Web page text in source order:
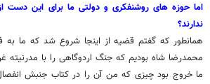
اما حوزه های روشنفکری و دولتی ما برای این دست
ندارند؟
همانطور که گفتم قضیه از اینجا شروع شد که ما به
محمدرضا شاه بودیم که جنگ اردوگاهی را با مدرنیته
ما خروج بود چیزی که من آن را در کتاب جنبش